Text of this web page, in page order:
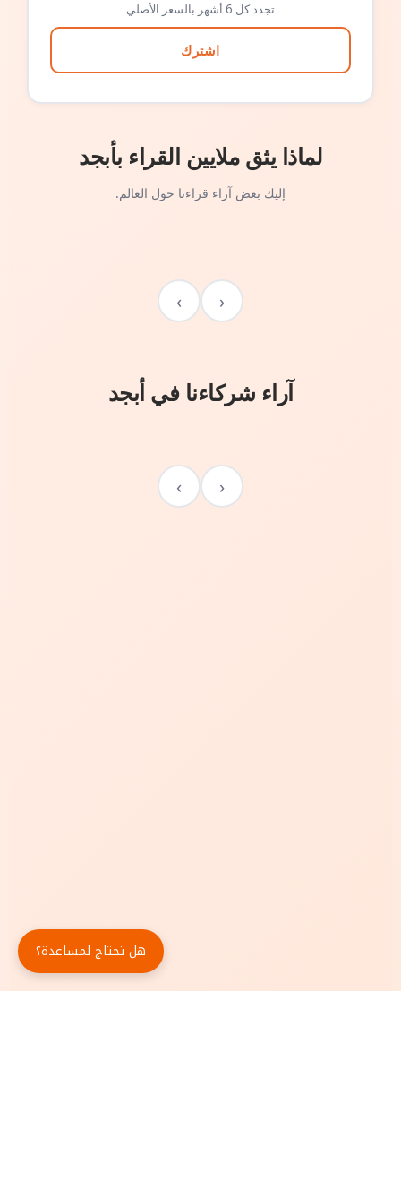
تجدد كل 6 أشهر بالسعر الأصلي
اشترك
لماذا يثق ملايين القراء بأبجد
إليك بعض آراء قراءنا حول العالم.
‹
›
آراء شركاءنا في أبجد
‹
›
هل تحتاج لمساعدة؟